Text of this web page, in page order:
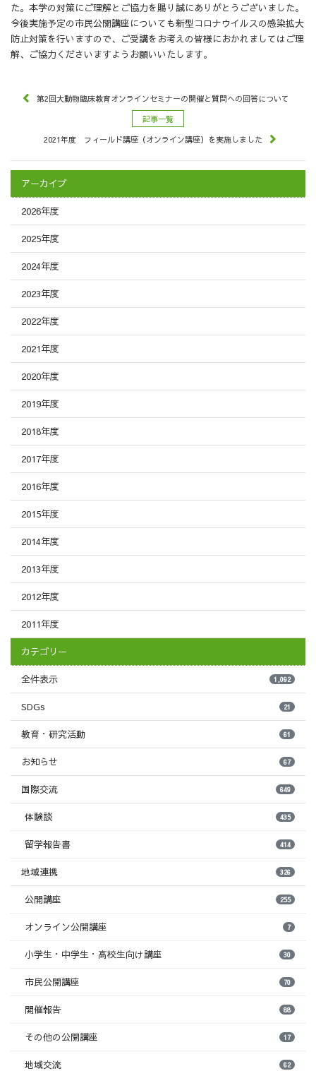
た。本学の対策にご理解とご協力を賜り誠にありがとうございました。
今後実施予定の市民公開講座についても新型コロナウイルスの感染拡大
防止対策を行いますので、ご受講をお考えの皆様におかれましてはご理
解、ご協力くださいますようお願いいたします。
第2回大動物臨床教育オンラインセミナーの開催と質問への回答について
記事一覧
2021年度 フィールド講座（オンライン講座）を実施しました
アーカイブ
2026年度
2025年度
2024年度
2023年度
2022年度
2021年度
2020年度
2019年度
2018年度
2017年度
2016年度
2015年度
2014年度
2013年度
2012年度
2011年度
カテゴリー
全件表示 1,092
SDGs 21
教育・研究活動 61
お知らせ 67
国際交流 649
体験談 435
留学報告書 414
地域連携 326
公開講座 255
オンライン公開講座 7
小学生・中学生・高校生向け講座 30
市民公開講座 70
開催報告 88
その他の公開講座 17
地域交流 62